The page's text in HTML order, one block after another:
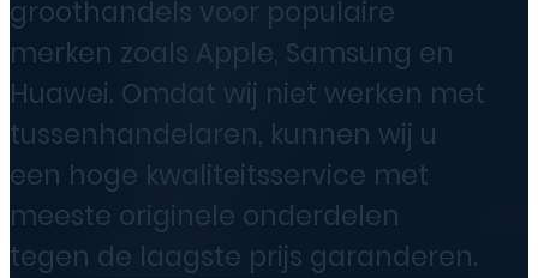
groothandels voor populaire
merken zoals Apple, Samsung en
Huawei. Omdat wij niet werken met
tussenhandelaren, kunnen wij u
een hoge kwaliteitsservice met
meeste originele onderdelen
tegen de laagste prijs garanderen.